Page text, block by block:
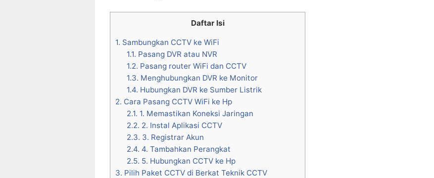
Daftar Isi
1. Sambungkan CCTV ke WiFi
1.1. Pasang DVR atau NVR
1.2. Pasang router WiFi dan CCTV
1.3. Menghubungkan DVR ke Monitor
1.4. Hubungkan DVR ke Sumber Listrik
2. Cara Pasang CCTV WiFi ke Hp
2.1. 1. Memastikan Koneksi Jaringan
2.2. 2. Instal Aplikasi CCTV
2.3. 3. Registrar Akun
2.4. 4. Tambahkan Perangkat
2.5. 5. Hubungkan CCTV ke Hp
3. Pilih Paket CCTV di Berkat Teknik CCTV